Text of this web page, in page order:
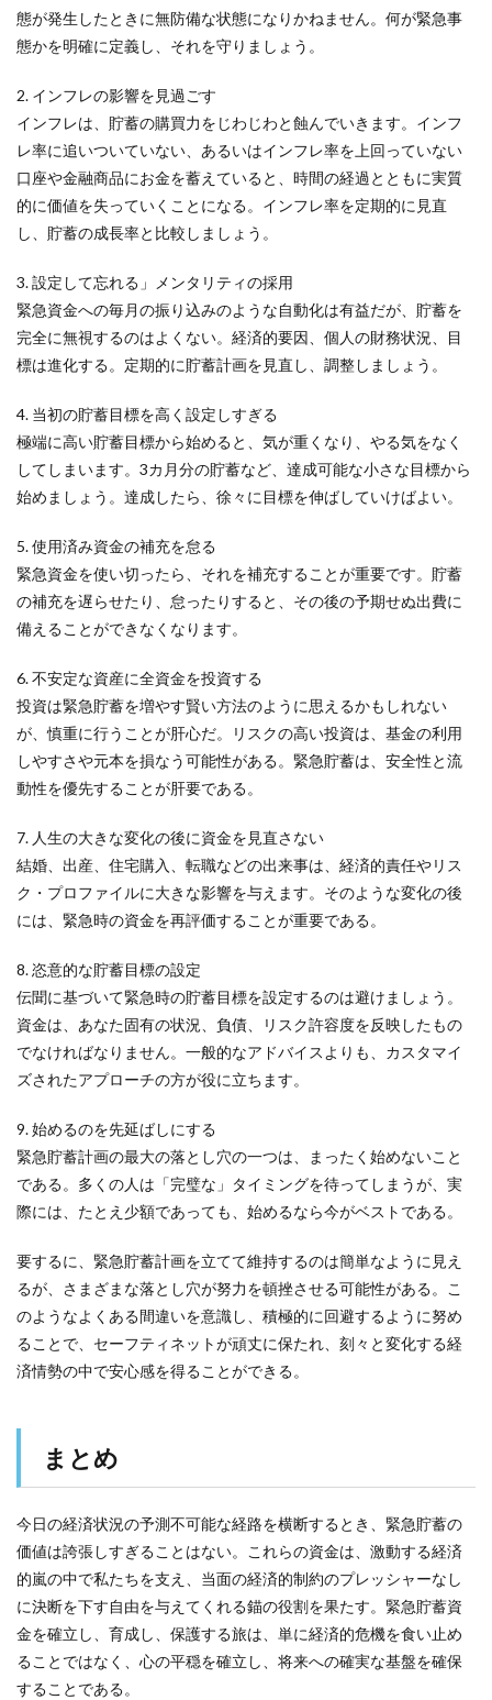
態が発生したときに無防備な状態になりかねません。何が緊急事
態かを明確に定義し、それを守りましょう。
2. インフレの影響を見過ごす
インフレは、貯蓄の購買力をじわじわと蝕んでいきます。インフ
レ率に追いついていない、あるいはインフレ率を上回っていない
口座や金融商品にお金を蓄えていると、時間の経過とともに実質
的に価値を失っていくことになる。インフレ率を定期的に見直
し、貯蓄の成長率と比較しましょう。
3. 設定して忘れる」メンタリティの採用
緊急資金への毎月の振り込みのような自動化は有益だが、貯蓄を
完全に無視するのはよくない。経済的要因、個人の財務状況、目
標は進化する。定期的に貯蓄計画を見直し、調整しましょう。
4. 当初の貯蓄目標を高く設定しすぎる
極端に高い貯蓄目標から始めると、気が重くなり、やる気をなく
してしまいます。3カ月分の貯蓄など、達成可能な小さな目標から
始めましょう。達成したら、徐々に目標を伸ばしていけばよい。
5. 使用済み資金の補充を怠る
緊急資金を使い切ったら、それを補充することが重要です。貯蓄
の補充を遅らせたり、怠ったりすると、その後の予期せぬ出費に
備えることができなくなります。
6. 不安定な資産に全資金を投資する
投資は緊急貯蓄を増やす賢い方法のように思えるかもしれない
が、慎重に行うことが肝心だ。リスクの高い投資は、基金の利用
しやすさや元本を損なう可能性がある。緊急貯蓄は、安全性と流
動性を優先することが肝要である。
7. 人生の大きな変化の後に資金を見直さない
結婚、出産、住宅購入、転職などの出来事は、経済的責任やリス
ク・プロファイルに大きな影響を与えます。そのような変化の後
には、緊急時の資金を再評価することが重要である。
8. 恣意的な貯蓄目標の設定
伝聞に基づいて緊急時の貯蓄目標を設定するのは避けましょう。
資金は、あなた固有の状況、負債、リスク許容度を反映したもの
でなければなりません。一般的なアドバイスよりも、カスタマイ
ズされたアプローチの方が役に立ちます。
9. 始めるのを先延ばしにする
緊急貯蓄計画の最大の落とし穴の一つは、まったく始めないこと
である。多くの人は「完璧な」タイミングを待ってしまうが、実
際には、たとえ少額であっても、始めるなら今がベストである。
要するに、緊急貯蓄計画を立てて維持するのは簡単なように見え
るが、さまざまな落とし穴が努力を頓挫させる可能性がある。こ
のようなよくある間違いを意識し、積極的に回避するように努め
ることで、セーフティネットが頑丈に保たれ、刻々と変化する経
済情勢の中で安心感を得ることができる。
まとめ
今日の経済状況の予測不可能な経路を横断するとき、緊急貯蓄の
価値は誇張しすぎることはない。これらの資金は、激動する経済
的嵐の中で私たちを支え、当面の経済的制約のプレッシャーなし
に決断を下す自由を与えてくれる錨の役割を果たす。緊急貯蓄資
金を確立し、育成し、保護する旅は、単に経済的危機を食い止め
ることではなく、心の平穏を確立し、将来への確実な基盤を確保
することである。